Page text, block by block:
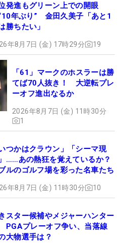
発進もグリーン上での開眼
年ぶり” 金田久美子「あと1
勝ちたい」
年8月7日 (金) 17時29分 19
「61」マークのホスラーは勝
てば70人抜き！ 大逆転プレ
ーオフ進出なるか
2026年8月7日 (金) 11時30分
1
いつかはクラウン」「シーマ現
……あの熱狂を覚えているか？
ルのゴルフ場を彩った名車たち
年8月7日 (金) 11時30分 10
スター候補やメジャーハンター
PGAプレーオフ争い、当落線
大物選手は？